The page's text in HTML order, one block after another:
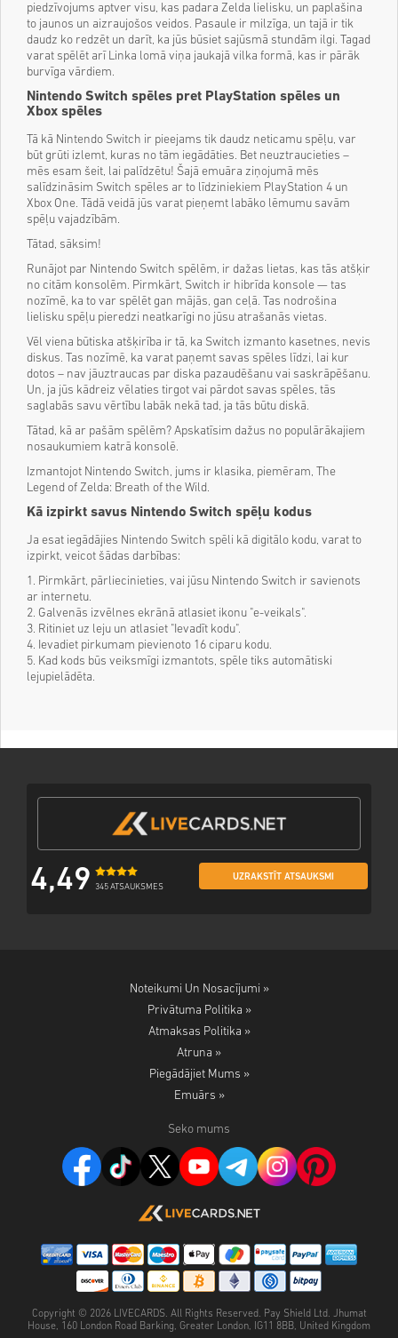
piedzīvojums aptver visu, kas padara Zelda lielisku, un paplašina
to jaunos un aizraujošos veidos. Pasaule ir milzīga, un tajā ir tik
daudz ko redzēt un darīt, ka jūs būsiet sajūsmā stundām ilgi. Tagad
varat spēlēt arī Linka lomā viņa jaukajā vilka formā, kas ir pārāk
burvīga vārdiem.
Nintendo Switch spēles pret PlayStation spēles un
Xbox spēles
Tā kā Nintendo Switch ir pieejams tik daudz neticamu spēļu, var
būt grūti izlemt, kuras no tām iegādāties. Bet neuztraucieties –
mēs esam šeit, lai palīdzētu! Šajā emuāra ziņojumā mēs
salīdzināsim Switch spēles ar to līdziniekiem PlayStation 4 un
Xbox One. Tādā veidā jūs varat pieņemt labāko lēmumu savām
spēļu vajadzībām.
Tātad, sāksim!
Runājot par Nintendo Switch spēlēm, ir dažas lietas, kas tās atšķir
no citām konsolēm. Pirmkārt, Switch ir hibrīda konsole — tas
nozīmē, ka to var spēlēt gan mājās, gan ceļā. Tas nodrošina
lielisku spēļu pieredzi neatkarīgi no jūsu atrašanās vietas.
Vēl viena būtiska atšķirība ir tā, ka Switch izmanto kasetnes, nevis
diskus. Tas nozīmē, ka varat paņemt savas spēles līdzi, lai kur
dotos – nav jāuztraucas par diska pazaudēšanu vai saskrāpēšanu.
Un, ja jūs kādreiz vēlaties tirgot vai pārdot savas spēles, tās
saglabās savu vērtību labāk nekā tad, ja tās būtu diskā.
Tātad, kā ar pašām spēlēm? Apskatīsim dažus no populārākajiem
nosaukumiem katrā konsolē.
Izmantojot Nintendo Switch, jums ir klasika, piemēram, The
Legend of Zelda: Breath of the Wild.
Kā izpirkt savus Nintendo Switch spēļu kodus
Ja esat iegādājies Nintendo Switch spēli kā digitālo kodu, varat to
izpirkt, veicot šādas darbības:
1. Pirmkārt, pārliecinieties, vai jūsu Nintendo Switch ir savienots
ar internetu.
2. Galvenās izvēlnes ekrānā atlasiet ikonu "e-veikals".
3. Ritiniet uz leju un atlasiet "Ievadīt kodu".
4. Ievadiet pirkumam pievienoto 16 ciparu kodu.
5. Kad kods būs veiksmīgi izmantots, spēle tiks automātiski
lejupielādēta.
4,49 345 ATSAUKSMES
UZRAKSTĪT ATSAUKSMI
Noteikumi Un Nosacījumi »
Privātuma Politika »
Atmaksas Politika »
Atruna »
Piegādājiet Mums »
Emuārs »
Seko mums
Copyright © 2026 LIVECARDS. All Rights Reserved. Pay Shield Ltd. Jhumat
House, 160 London Road Barking, Greater London, IG11 8BB, United Kingdom